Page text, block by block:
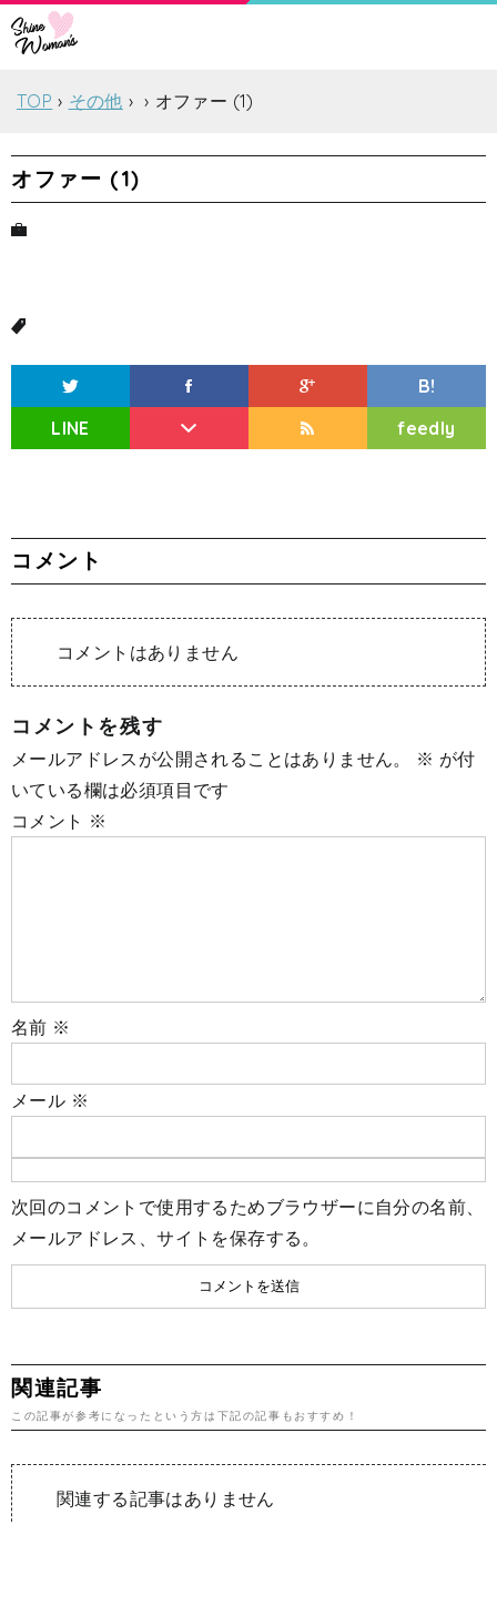
TOP その他 オファー (1)
オファー (1)
B!
LINE
feedly
コメント
コメントはありません
コメントを残す
メールアドレスが公開されることはありません。 ※ が付
いている欄は必須項目です
コメント ※
名前 ※
メール ※
次回のコメントで使用するためブラウザーに自分の名前、
メールアドレス、サイトを保存する。
関連記事
この記事が参考になったという方は下記の記事もおすすめ！
関連する記事はありません